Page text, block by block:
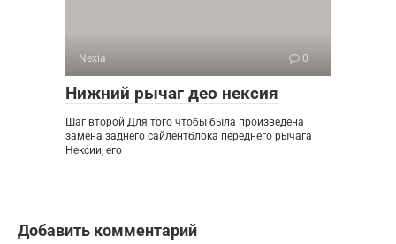
Nexia 0
Нижний рычаг део нексия
Шаг второй Для того чтобы была произведена
замена заднего сайлентблока переднего рычага
Нексии, его
Добавить комментарий